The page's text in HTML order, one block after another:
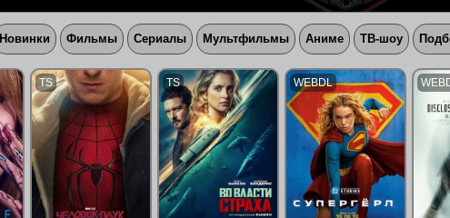
Новинки Фильмы Сериалы Мультфильмы Аниме ТВ-шоу